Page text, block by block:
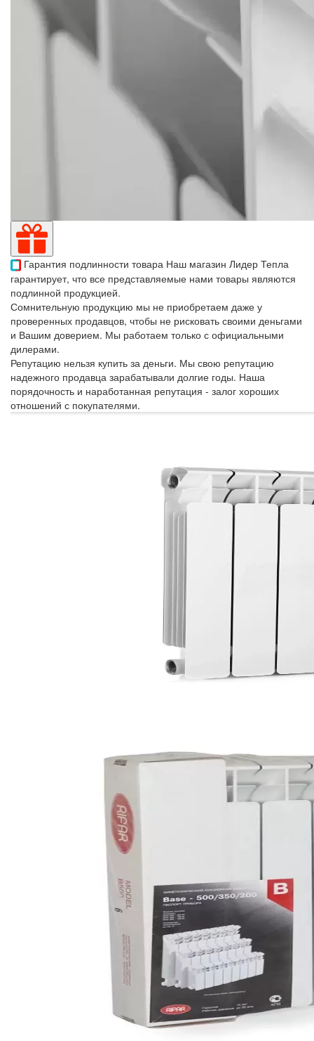
Гарантия подлинности товара Наш магазин Лидер Тепла
гарантирует, что все представляемые нами товары являются
подлинной продукцией.
Сомнительную продукцию мы не приобретаем даже у
проверенных продавцов, чтобы не рисковать своими деньгами
и Вашим доверием. Мы работаем только с официальными
дилерами.
Репутацию нельзя купить за деньги. Мы свою репутацию
надежного продавца зарабатывали долгие годы. Наша
порядочность и наработанная репутация - залог хороших
отношений с покупателями.